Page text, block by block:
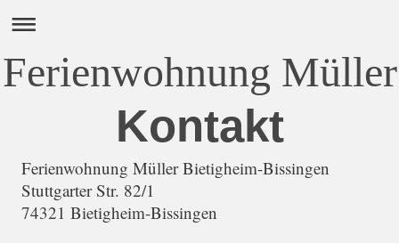
Ferienwohnung Müller
Kontakt
Ferienwohnung Müller Bietigheim-Bissingen
Stuttgarter Str. 82/1
74321 Bietigheim-Bissingen